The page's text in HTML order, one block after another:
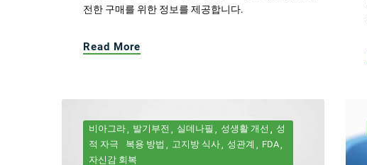
전한 구매를 위한 정보를 제공합니다.
Read More
비아그라 발기부전 실데나필 성생활 개선
성
적 자극
복용 방법 고지방 식사 성관계
FDA
자신감 회복